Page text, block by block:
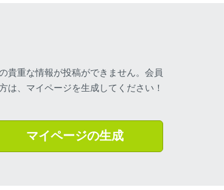
貴重な情報が投稿ができません。会員
は、マイページを生成してください！
マイページの生成